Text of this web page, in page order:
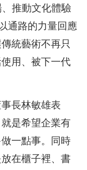
推動文化體驗
通路的力量回應
統藝術不再只
用、被下一代
長林敏雄表
是希望企業有
一點事。同時
在櫃子裡、書